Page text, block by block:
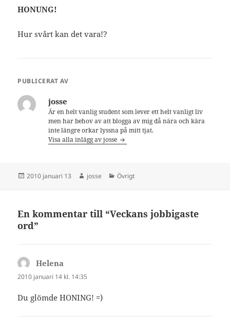
HONUNG!
Hur svårt kan det vara!?
PUBLICERAT AV
josse
Är en helt vanlig student som lever ett helt vanligt liv
men har behov av att blogga av mig då nära och kära
inte längre orkar lyssna på mitt tjat.
Visa alla inlägg av josse
Postat
2010 januari 13 Författare
josse Kategorier
Övrigt
En kommentar till “Veckans jobbigaste
ord”
Helena
2010 januari 14 kl. 14:35
Du glömde HONING! =)